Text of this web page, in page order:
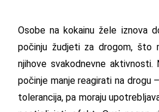
Osobe na kokainu žele iznova
počinju žudjeti za drogom, što
njihove svakodnevne
počinje manje reagirati na drogu
tolerancija, pa moraju